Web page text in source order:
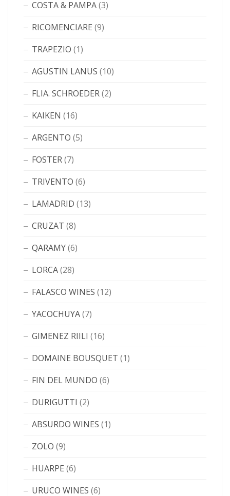
COSTA & PAMPA(3)
RICOMENCIARE (9)
TRAPEZIO (1)
AGUSTIN LANUS (10)
FLIA. SCHROEDER(2)
KAIKEN (16)
ARGENTO (5)
FOSTER(7)
TRIVENTO (6)
LAMADRID (13)
CRUZAT (8)
QARAMY(6)
LORCA(28)
FALASCO WINES (12)
YACOCHUYA(7)
GIMENEZ RIILI (16)
DOMAINE BOUSQUET (1)
FIN DEL MUNDO (6)
DURIGUTTI (2)
ABSURDO WINES (1)
ZOLO (9)
HUARPE (6)
URUCO WINES (6)